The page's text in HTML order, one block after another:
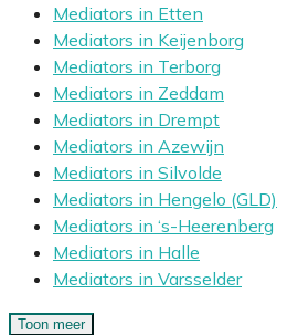
Mediators in Etten
Mediators in Keijenborg
Mediators in Terborg
Mediators in Zeddam
Mediators in Drempt
Mediators in Azewijn
Mediators in Silvolde
Mediators in Hengelo (GLD)
Mediators in ‘s-Heerenberg
Mediators in Halle
Mediators in Varsselder
Toon meer